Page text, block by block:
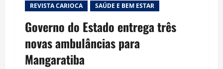
REVISTA CARIOCA SAÚDE E BEM ESTAR
Governo do Estado entrega três
novas ambulâncias para
Mangaratiba